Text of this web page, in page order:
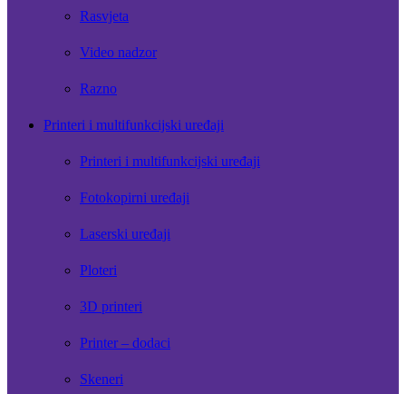
Rasvjeta
Video nadzor
Razno
Printeri i multifunkcijski uređaji
Printeri i multifunkcijski uređaji
Fotokopirni uređaji
Laserski uređaji
Ploteri
3D printeri
Printer – dodaci
Skeneri